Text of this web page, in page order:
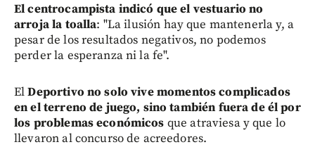
El centrocampista indicó que el vestuario no
arroja la toalla: "La ilusión hay que mantenerla y, a
pesar de los resultados negativos, no podemos
perder la esperanza ni la fe".
ElDeportivo no solo vive momentos complicados
en el terreno de juego, sino también fuera de él por
los problemas económicos que atraviesa y que lo
llevaron al concurso de acreedores.